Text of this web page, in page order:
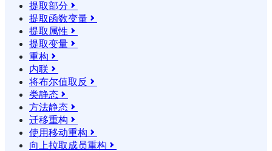
提取部分 
提取函数变量 
提取属性 
提取变量 
重构 
内联 
将布尔值取反 
类静态 
方法静态 
迁移重构 
使用移动重构 
向上拉取成员重构 